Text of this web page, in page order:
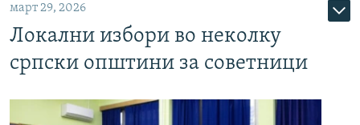
март 29, 2026
Локални избори во неколку
српски општини за советници